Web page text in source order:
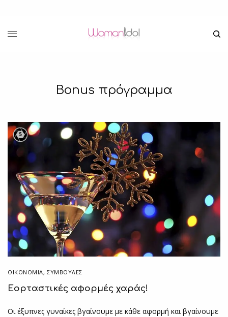
Bonus πρόγραμμα
5
ΟΙΚΟΝΟΜΙΑ,ΣΥΜΒΟΥΛΈΣ
Εορταστικές αφορμές χαράς!
Οι έξυπνες γυναίκες βγαίνουμε με κάθε αφορμή και βγαίνουμε